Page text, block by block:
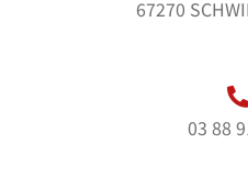
67270
03 88